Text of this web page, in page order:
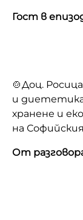
Гост в
🍲Доц.
и
хранене и
на
От